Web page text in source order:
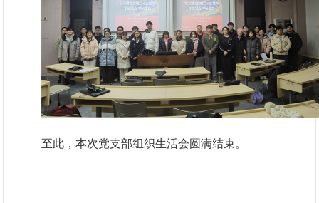
至此，本次党支部组织生活会圆满结束。